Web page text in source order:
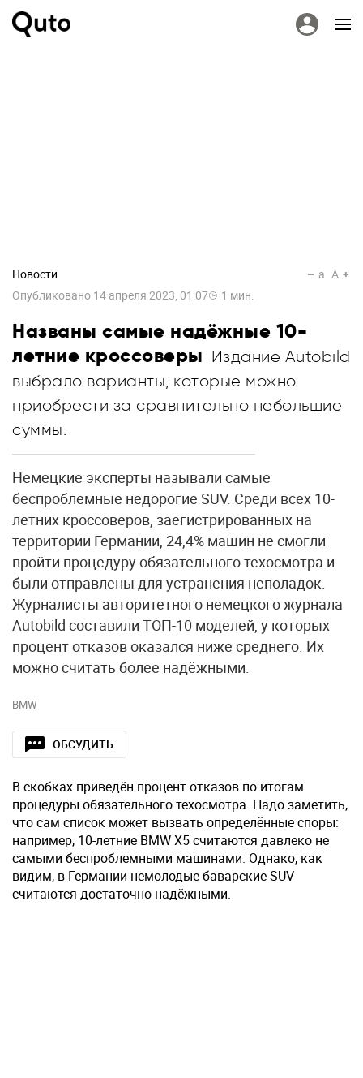
Новости
Опубликовано 14 апреля 2023, 01:07 1 мин.
a A
Названы самые надёжные 10-
летние кроссоверы Издание Autobild
выбрало варианты, которые можно
приобрести за сравнительно небольшие
суммы.
Немецкие эксперты называли самые
беспроблемные недорогие SUV. Среди всех 10-
летних кроссоверов, заегистрированных на
территории Германии, 24,4% машин не смогли
пройти процедуру обязательного техосмотра и
были отправлены для устранения неполадок.
Журналисты авторитетного немецкого журнала
Autobild составили ТОП-10 моделей, у которых
процент отказов оказался ниже среднего. Их
можно считать более надёжными.
BMW
ОБСУДИТЬ
В скобках приведён процент отказов по итогам
процедуры обязательного техосмотра. Надо заметить,
что сам список может вызвать определённые споры:
например, 10-летние BMW X5 считаются давлеко не
самыми беспроблемными машинами. Однако, как
видим, в Германии немолодые баварские SUV
считаются достаточно надёжными.